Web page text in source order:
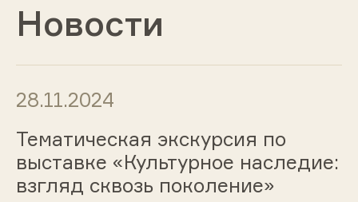
Новости
28.11.2024
Тематическая экскурсия по
выставке «Культурное наследие:
взгляд сквозь поколение»